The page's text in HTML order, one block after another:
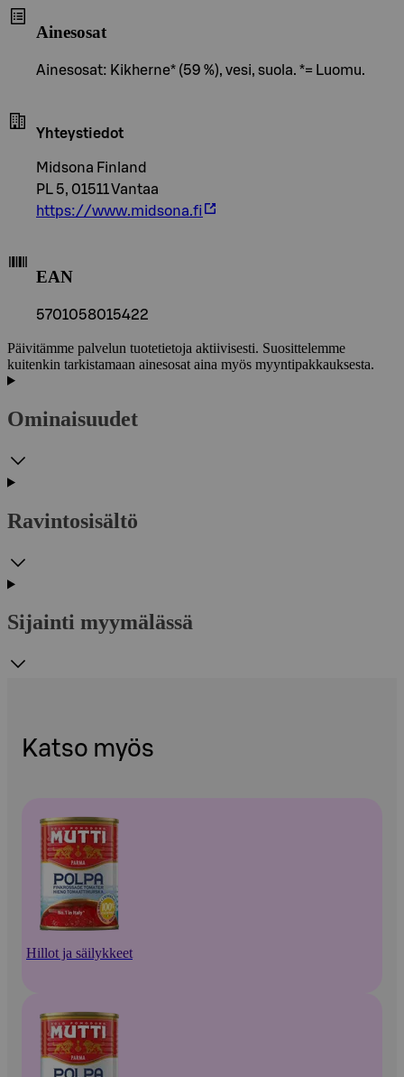
Ainesosat
Ainesosat: Kikherne* (59 %), vesi, suola. *= Luomu.
Yhteystiedot
Midsona Finland
PL 5, 01511 Vantaa
https://www.midsona.fi
EAN
5701058015422
Päivitämme palvelun tuotetietoja aktiivisesti. Suosittelemme
kuitenkin tarkistamaan ainesosat aina myös myyntipakkauksesta.
Ominaisuudet
Ravintosisältö
Sijainti myymälässä
Katso myös
Hillot ja säilykkeet